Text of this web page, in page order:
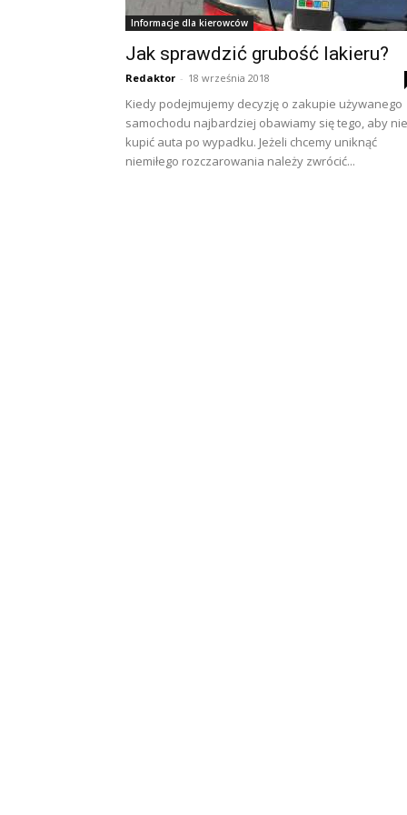
Informacje dla kierowców
Jak sprawdzić grubość lakieru?
Redaktor - 18 września 2018
Kiedy podejmujemy decyzję o zakupie używanego
samochodu najbardziej obawiamy się tego, aby nie
kupić auta po wypadku. Jeżeli chcemy uniknąć
niemiłego rozczarowania należy zwrócić...